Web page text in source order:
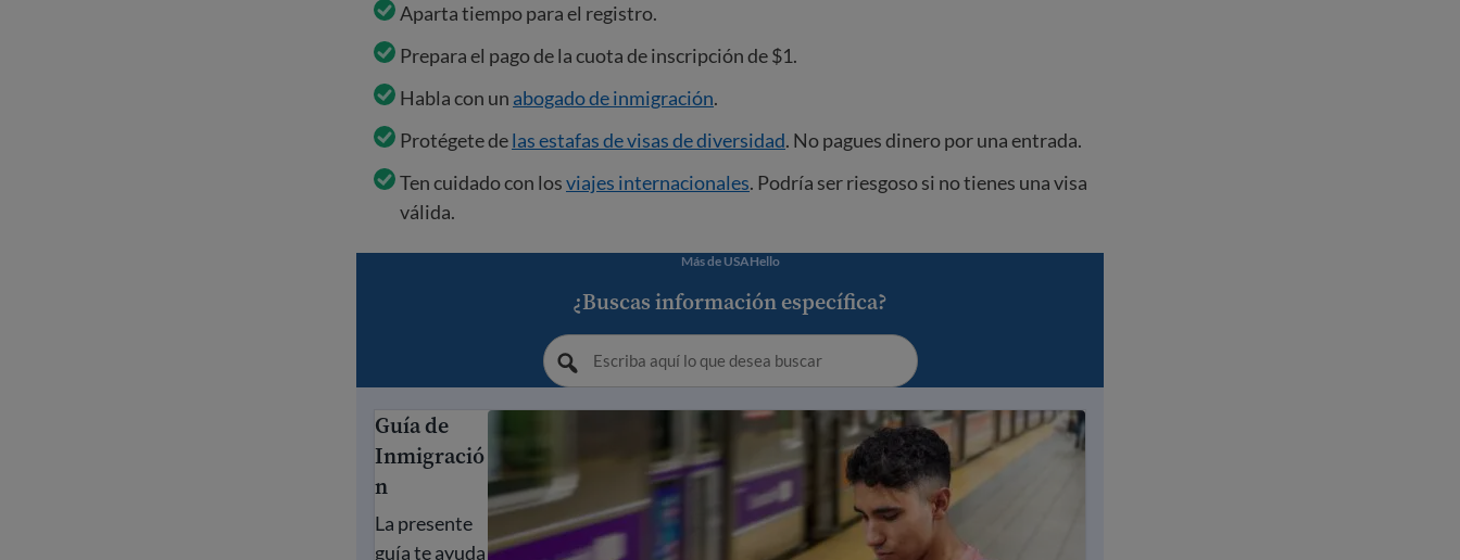
Aparta tiempo para el registro.
Prepara el pago de la cuota de inscripción de $1.
Habla con un abogado de inmigración.
Protégete delas estafas de visas de diversidad. No pagues dinero por una entrada.
Ten cuidado con losviajes internacionales. Podría ser riesgoso si no tienes una visa
válida.
Más de USAHello
¿Buscas información específica?
Guía de Inmigración
Guía de
Inmigració
n
La presente
guía te ayuda